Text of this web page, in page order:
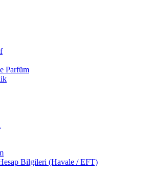
Parfüm
Bilgileri (Havale / EFT)